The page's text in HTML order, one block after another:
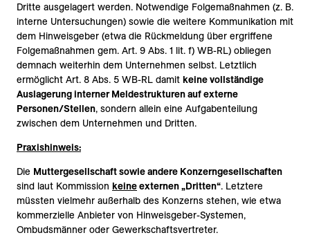
Dritte ausgelagert werden. Notwendige Folgemaßnahmen (z. B.
interne Untersuchungen) sowie die weitere Kommunikation mit
dem Hinweisgeber (etwa die Rückmeldung über ergriffene
Folgemaßnahmen gem. Art. 9 Abs. 1 lit. f) WB-RL) obliegen
demnach weiterhin dem Unternehmen selbst. Letztlich
ermöglicht Art. 8 Abs. 5 WB-RL damit keine vollständige
Auslagerung interner Meldestrukturen auf externe
Personen/Stellen, sondern allein eine Aufgabenteilung
zwischen dem Unternehmen und Dritten.
Praxishinweis:
Die Muttergesellschaft sowie andere Konzerngesellschaften
sind laut Kommission keineexternen „Dritten“. Letztere
müssten vielmehr außerhalb des Konzerns stehen, wie etwa
kommerzielle Anbieter von Hinweisgeber-Systemen,
Ombudsmänner oder Gewerkschaftsvertreter.